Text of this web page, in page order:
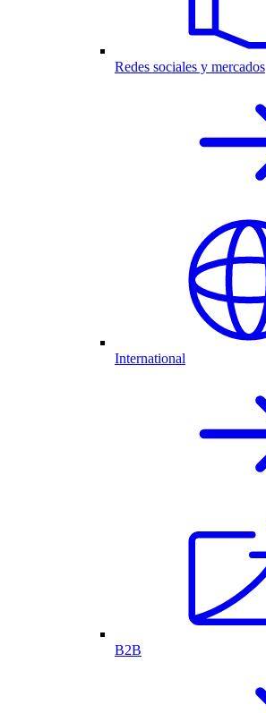
Redes sociales y mercados
International
B2B